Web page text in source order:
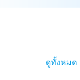
ดูทั้งหมด